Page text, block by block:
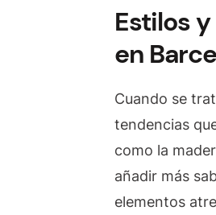
Estilos
en
Cuando se
tendencias
como la
añadir más
elementos